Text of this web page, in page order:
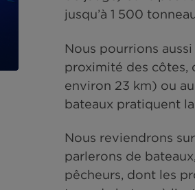
Pour la
par des
de jauge) et
jusqu’à 1
proximité
environ 23
bateaux